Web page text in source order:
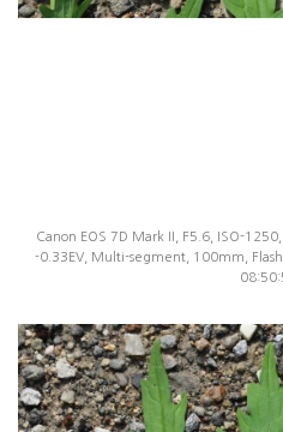
Canon EOS 7D Mark II, F5.6, ISO-
-0.33EV, Multi-segment, 100mm,